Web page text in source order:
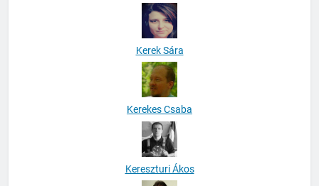
Kerek Sára
Kerekes Csaba
Kereszturi Ákos